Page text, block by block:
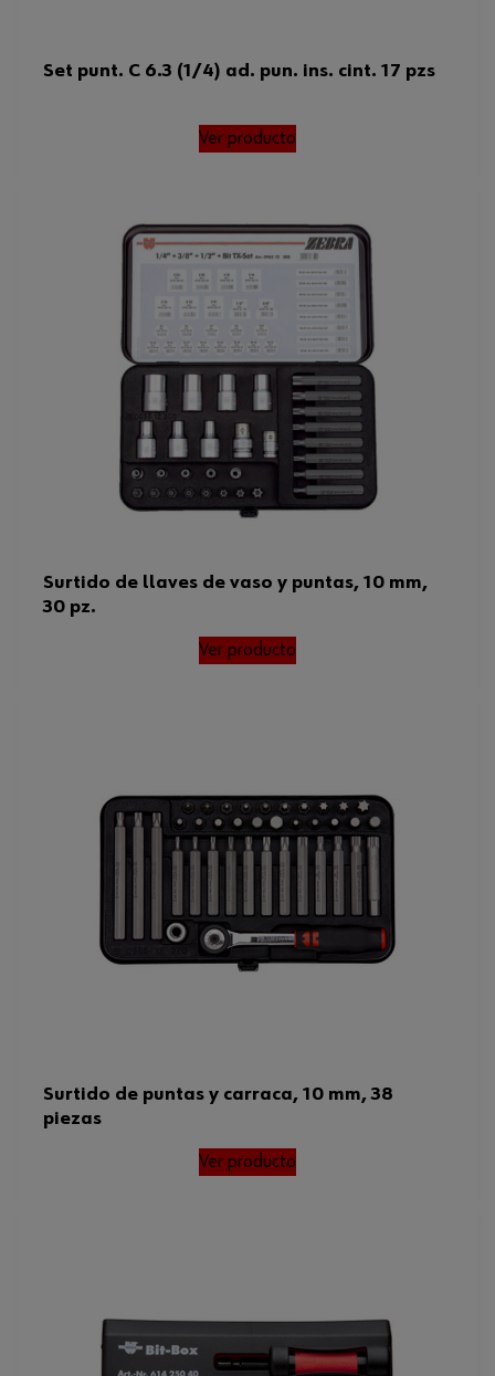
Set punt. C 6.3 (1/4) ad. pun. ins. cint. 17 pzs
Ver producto
Surtido de llaves de vaso y puntas, 10 mm,
30 pz.
Ver producto
Surtido de puntas y carraca, 10 mm, 38
piezas
Ver producto